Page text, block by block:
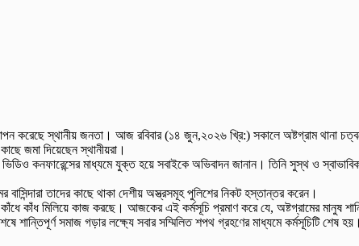
করেছে স্থানীয় জনতা। আজ রবিবার (১৪ জুন,২০২৬ খ্রি:) সকালে অষ্টগ্রাম থানা
জমা দিয়েছেন স্থানীয়রা।
কনফারেন্সের মাধ্যমে যুক্ত হয়ে সবাইকে অভিবাদন জানান। তিনি সুস্থ ও
তাদের কাছে থাকা দেশীয় অস্ত্রসমূহ পুলিশের নিকট হস্তান্তর করেন।
কাঁধ মিলিয়ে কাজ করছে। আজকের এই কর্মসূচি প্রমাণ করে যে, অষ্টগ্রামের মানুষ
সমাজ গড়ার লক্ষ্যে সবার সম্মিলিত শপথ গ্রহণের মাধ্যমে কর্মসূচিটি শেষ হয়।